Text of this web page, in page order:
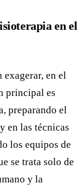
en el
en el
principal es
preparando el
en las técnicas
los equipos de
se trata solo de
y la